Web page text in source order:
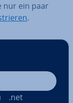
nur ein paar
.
.net